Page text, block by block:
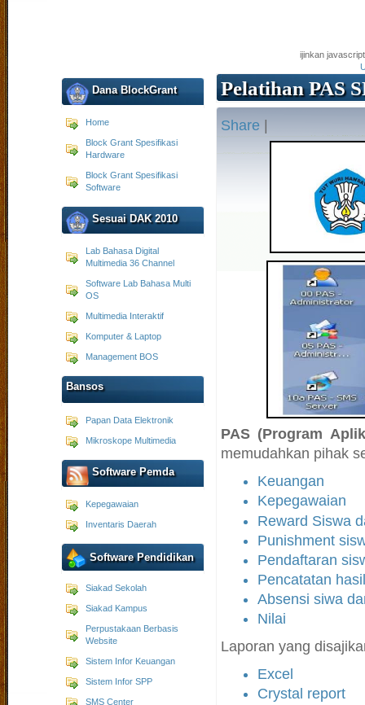
ijinkan
Dana BlockGrant
Home
Block Grant Spesifikasi
Hardware
Block Grant Spesifikasi
Software
Sesuai DAK 2010
Lab Bahasa Digital
Multimedia 36 Channel
Software Lab Bahasa Multi
OS
Multimedia Interaktif
Komputer & Laptop
Management BOS
Bansos
Papan Data Elektronik
Mikroskope Multimedia
Software Pemda
Kepegawaian
Inventaris Daerah
Software Pendidikan
Siakad Sekolah
Siakad Kampus
Perpustakaan Berbasis
Website
Sistem Infor Keuangan
Sistem Infor SPP
SMS Center
Pelatihan PAS
Share
PAS (Program
memudahkan pihak
Keuangan
Kepegawaian
Reward Siswa
Punishment
Pendaftaran
Pencatatan
Absensi siwa
Nilai
Laporan yang
Excel
Crystal report